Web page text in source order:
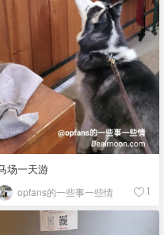
场一天游
opfans的一些事一些情 1